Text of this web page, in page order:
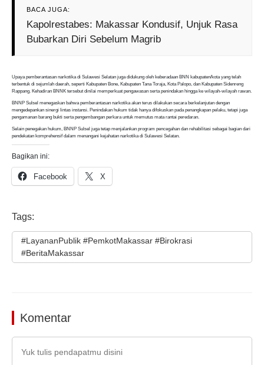
BACA JUGA:
Kapolrestabes: Makassar Kondusif, Unjuk Rasa
Bubarkan Diri Sebelum Magrib
Upaya pemberantasan narkotika di Sulawesi Selatan juga didukung oleh keberadaan BNN kabupaten/kota yang telah
terbentuk di sejumlah daerah, seperti Kabupaten Bone, Kabupaten Tana Toraja, Kota Palopo, dan Kabupaten Sidenreng
Rappang. Kehadiran BNNK tersebut dinilai memperkuat pengawasan serta penindakan hingga ke wilayah-wilayah rawan.
BNNP Sulsel menegaskan bahwa pemberantasan narkotika akan terus dilakukan secara berkelanjutan dengan
mengedepankan sinergi lintas instansi. Penindakan hukum tidak hanya difokuskan pada penangkapan pelaku, tetapi juga
pengamanan barang bukti serta pengembangan perkara untuk memutus mata rantai peredaran.
Selain penegakan hukum, BNNP Sulsel juga tetap menjalankan program pencegahan dan rehabilitasi sebagai bagian dari
pendekatan komprehensif dalam menangani kejahatan narkotika di Sulawesi Selatan.
Bagikan ini:
Facebook X
Tags:
#LayananPublik #PemkotMakassar #Birokrasi
#BeritaMakassar
Komentar